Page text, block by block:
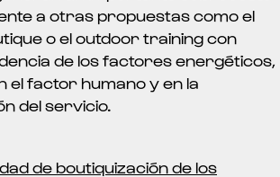
a otras propuestas como el
o el outdoor training con
de los factores energéticos,
el factor humano y en la
del servicio.
de boutiquización de los